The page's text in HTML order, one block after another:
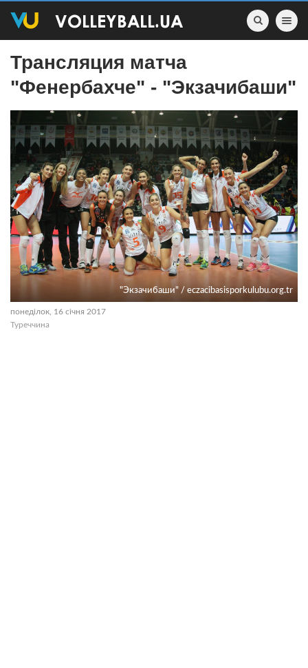
Toggle
Трансляция матча
"Фенербахче" - "Экзачибаши"
"Экзачибаши" / eczacibasisporkulubu.org.tr
понеділок, 16 січня 2017
Туреччина